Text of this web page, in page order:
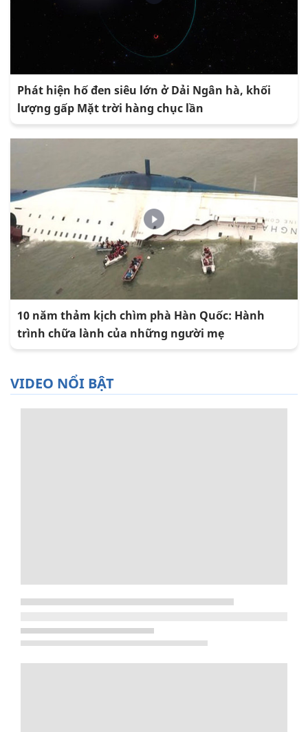
Phát hiện hố đen siêu lớn ở Dải Ngân hà, khối
lượng gấp Mặt trời hàng chục lần
10 năm thảm kịch chìm phà Hàn Quốc: Hành
trình chữa lành của những người mẹ
VIDEO NỔI BẬT